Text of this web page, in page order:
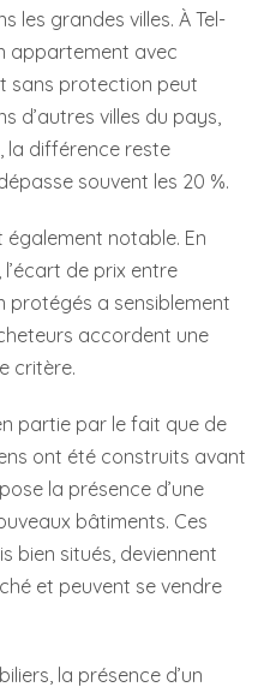
les grandes villes. À Tel-
appartement avec
sans protection peut
d’autres villes du pays,
la différence reste
souvent les 20 %.
également notable. En
l’écart de prix entre
protégés a sensiblement
accordent une
critère.
partie par le fait que de
ont été construits avant
la présence d’une
bâtiments. Ces
bien situés, deviennent
et peuvent se vendre
la présence d’un